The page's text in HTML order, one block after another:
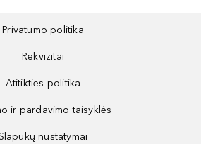
Privatumo politika
Rekvizitai
Atitikties politika
ir pardavimo taisyklės
nustatymai